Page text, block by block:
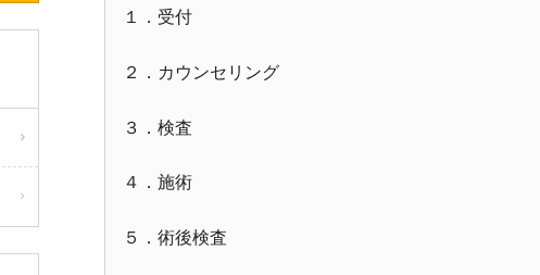
１．受付
２．カウンセリング
３．検査
４．施術
５．術後検査